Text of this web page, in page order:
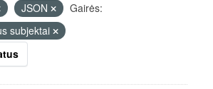
JSON
Gairės:
subjektai